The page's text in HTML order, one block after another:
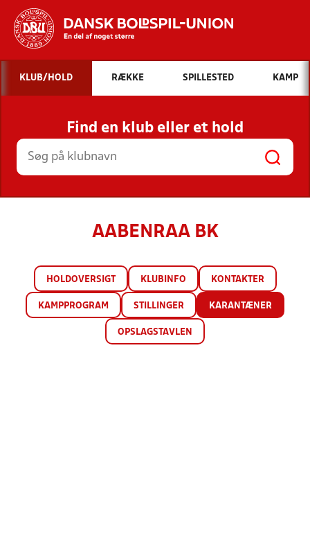
Hvad vil du søge efter?
INDHOLD OG NYHEDER
STILLINGER, RESULTATER, KLUBBER OG
HOLD
KLUB/HOLD RÆKKE SPILLESTED KAMP
Find en klub eller et hold
AABENRAA BK
HOLDOVERSIGT KLUBINFO KONTAKTER
KAMPPROGRAM STILLINGER KARANTÆNER
OPSLAGSTAVLEN